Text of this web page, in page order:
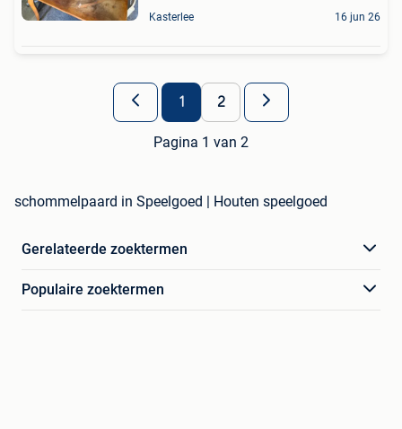
Kasterlee 16 jun 26
1 2
Pagina 1 van 2
schommelpaard in Speelgoed | Houten speelgoed
Gerelateerde zoektermen
Populaire zoektermen